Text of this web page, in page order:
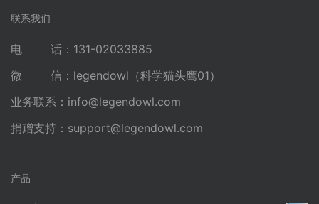
联系我们
电 话：131-02033885
微 信：legendowl（科学猫头鹰01）
业务联系： info@legendowl.com
捐赠支持： support@legendowl.com
产品